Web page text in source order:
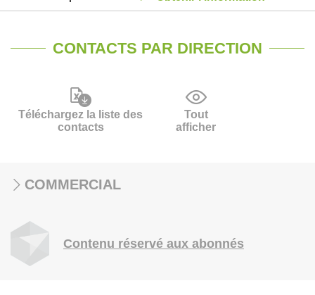
CONTACTS PAR DIRECTION
Téléchargez la liste des
contacts
Tout
afficher
COMMERCIAL
Contenu réservé aux abonnés